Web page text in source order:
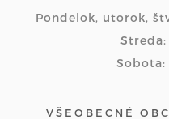
Pondelok, utorok,
Streda:
Sobota:
VŠEOBECNÉ